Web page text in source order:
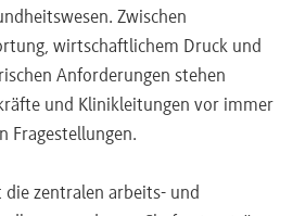
Zwischen
wirtschaftlichem Druck und
Anforderungen stehen
und Klinikleitungen vor immer
Fragestellungen.
die zentralen arbeits- und